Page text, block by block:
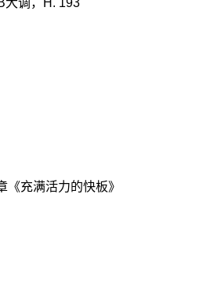
大调，
H. 193
充满活力的快板》